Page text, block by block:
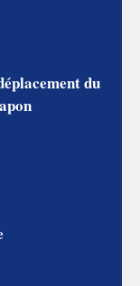
du